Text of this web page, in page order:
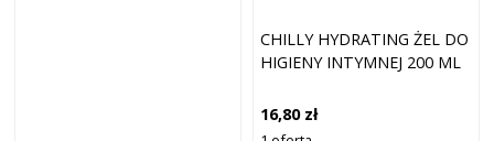
CHILLY HYDRATING ŻEL DO
HIGIENY INTYMNEJ 200 ML
16,80 zł